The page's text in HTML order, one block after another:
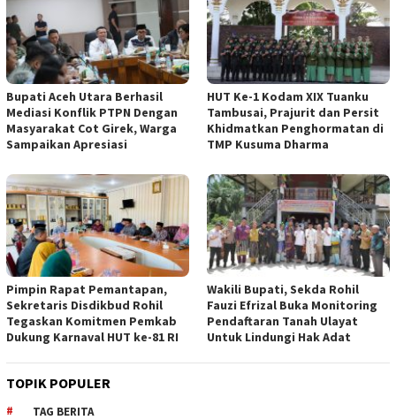
Bupati Aceh Utara Berhasil
Mediasi Konflik PTPN Dengan
Masyarakat Cot Girek, Warga
Sampaikan Apresiasi
HUT Ke-1 Kodam XIX Tuanku
Tambusai, Prajurit dan Persit
Khidmatkan Penghormatan di
TMP Kusuma Dharma
Pimpin Rapat Pemantapan,
Sekretaris Disdikbud Rohil
Tegaskan Komitmen Pemkab
Dukung Karnaval HUT ke-81 RI
Wakili Bupati, Sekda Rohil
Fauzi Efrizal Buka Monitoring
Pendaftaran Tanah Ulayat
Untuk Lindungi Hak Adat
TOPIK POPULER
TAG BERITA